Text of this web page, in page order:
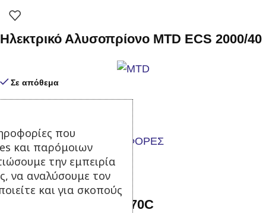
Ηλεκτρικό Αλυσοπρίονο MTD ECS 2000/40
Σε απόθεμα
-16%
Αντλία ψεκασμού TF 70C
που
και παρόμοιων
την εμπειρία
να αναλύσουμε τον
και για σκοπούς